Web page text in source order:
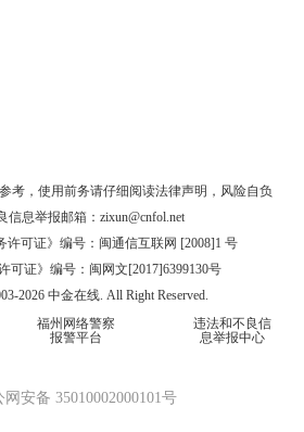
考，使用前务请仔细阅读法律声明 ，风险自负
信息举报邮箱： zixun@cnfol.net
可证》编号：闽通信互联网 [2008]1 号
可证》编号：闽网文[2017]6399130号
2026 中金在线. All Right Reserved.
福州网络警察
报警平台
违法和不良信
息举报中心
网安备 35010002000101号